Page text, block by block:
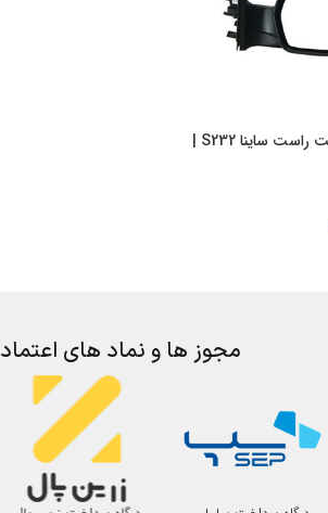
آینه بغل برقی سمت راست ساینا S232 |
مجوز ها و نماد های اعتماد